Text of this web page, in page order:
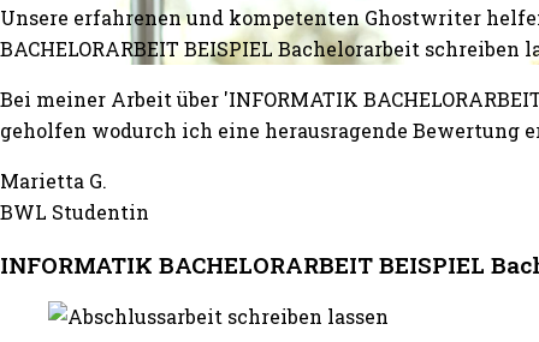
Unsere erfahrenen und kompetenten Ghostwriter
BACHELORARBEIT BEISPIEL Bachelorarbeit schreiben
Bei meiner Arbeit über 'INFORMATIK
geholfen wodurch ich eine herausragende Bewertung
Marietta G.
BWL Studentin
INFORMATIK BACHELORARBEIT BEISPIEL